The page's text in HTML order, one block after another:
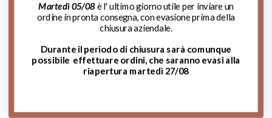
Martedì 05/08è l' ultimo giorno utile per inviare un
ordine in pronta consegna, con evasione prima della
chiusura aziendale.
Durante il periodo di chiusura sarà comunque
possibile effettuare ordini, che saranno evasi alla
riapertura martedì 27/08